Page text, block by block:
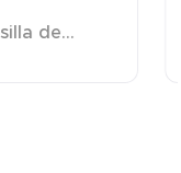
de...